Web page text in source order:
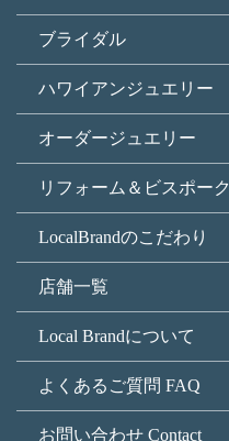
ブライダル
ハワイアンジュエリー
オーダージュエリー
リフォーム＆ビスポーク
LocalBrandのこだわり
店舗一覧
Local Brandについて
よくあるご質問 FAQ
お問い合わせ Contact